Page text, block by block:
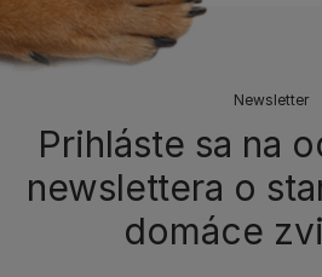
Newsletter
Prihláste sa na
newslettera o
domáce